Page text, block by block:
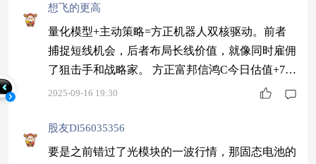
欧医疗创新股票C$ $中欧时代先锋股票A$ $中欧时
代先锋股票C$ $中欧阿尔法混合A$ $中欧阿尔法混
合C$
想飞的更高
量化模型+主动策略=方正机器人双核驱动。前者
捕捉短线机会，后者布局长线价值，就像同时雇佣
了狙击手和战略家。 方正富邦信鸿C今日估值+7.8
3% $中欧国企红利混合C$ 今日估值+0.01%
2025-09-16 19:30
股友Dl56035356
要是之前错过了光模块的一波行情，那固态电池的